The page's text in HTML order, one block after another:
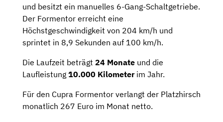
und besitzt ein manuelles 6-Gang-Schaltgetriebe.
Der Formentor erreicht eine
Höchstgeschwindigkeit von 204 km/h und
sprintet in 8,9 Sekunden auf 100 km/h.
Die Laufzeit beträgt 24 Monate und die
Laufleistung 10.000 Kilometerim Jahr.
Für den Cupra Formentor verlangt der Platzhirsch
monatlich 267 Euro im Monat netto.